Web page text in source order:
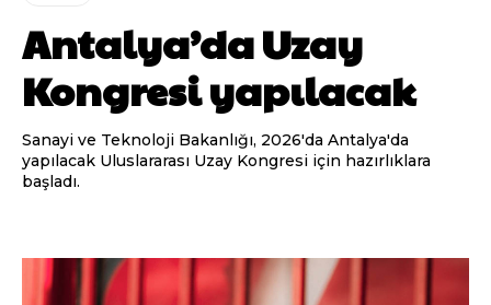
Antalya’da Uzay
Kongresi yapılacak
Sanayi ve Teknoloji Bakanlığı, 2026'da Antalya'da
yapılacak Uluslararası Uzay Kongresi için hazırlıklara
başladı.